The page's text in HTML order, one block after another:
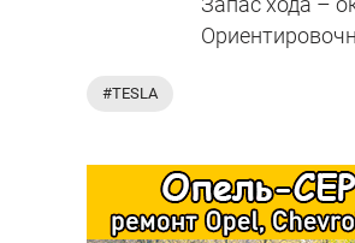
#TESLA